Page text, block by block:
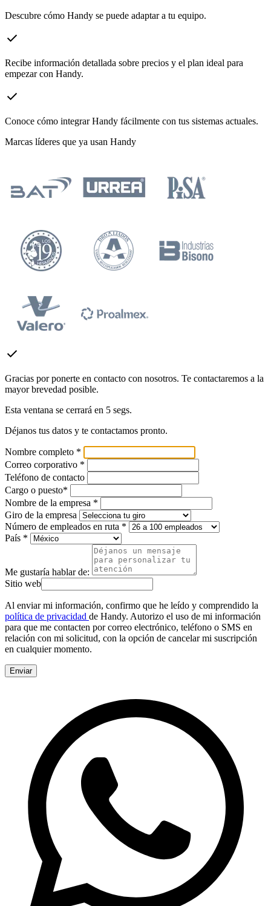
Descubre cómo Handy se puede adaptar a tu equipo.
check
Recibe información detallada sobre precios y el plan ideal para
empezar con Handy.
check
Conoce cómo integrar Handy fácilmente con tus sistemas actuales.
Marcas líderes que ya usan Handy
check
Gracias por ponerte en contacto con nosotros. Te contactaremos a la
mayor brevedad posible.
Esta ventana se cerrará en 5 segs.
Déjanos tus datos y te contactamos pronto.
Nombre completo *
Correo corporativo *
Teléfono de contacto
Cargo o puesto*
Nombre de la empresa *
Giro de la empresa
Número de empleados en ruta *
País *
Me gustaría hablar de:
Sitio web
Al enviar mi información, confirmo que he leído y comprendido la
política de privacidad de Handy. Autorizo el uso de mi información
para que me contacten por correo electrónico, teléfono o SMS en
relación con mi solicitud, con la opción de cancelar mi suscripción
en cualquier momento.
Enviar